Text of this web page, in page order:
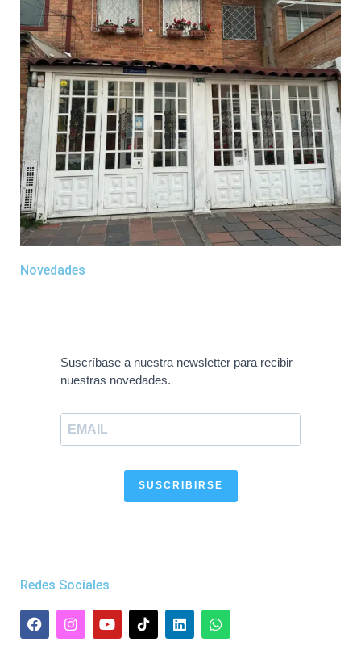
Novedades
Suscríbase a nuestra newsletter para recibir
nuestras novedades.
SUSCRIBIRSE
Redes Sociales
F
a
I
n
Y
o
L
i
W
h